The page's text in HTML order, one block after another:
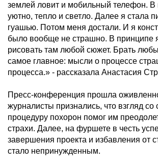
землей ловит и мобильный телефон. В
уютно, тепло и светло. Далее я стала
гуашью. Потом меня достали. И я
было вообще не страшно. В принципе
рисовать там любой сюжет. Брать
самое главное: мысли о процессе
процесса.» - рассказала Анастасия
Пресс-конференция прошла
журналисты признались, что взгляд со
процедуру похорон помог им
страхи. Далее, на фуршете в честь
завершения проекта и избавления от
стало непринужденным.